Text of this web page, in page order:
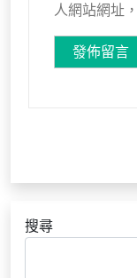
人網站網址
搜尋